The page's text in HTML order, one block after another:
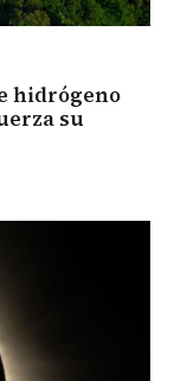
hidrógeno
su